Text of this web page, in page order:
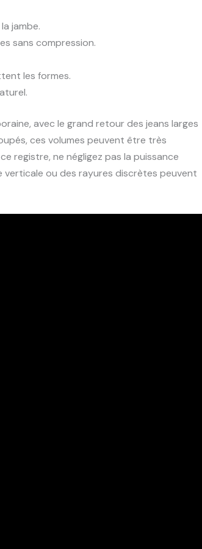
jambe.
sans compression.
les formes.
avec le grand retour des jeans larges
ces volumes peuvent être très
registre, ne négligez pas la puissance
verticale ou des rayures discrètes peuvent